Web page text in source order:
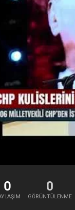
0 0
GÖRÜNTÜLENME